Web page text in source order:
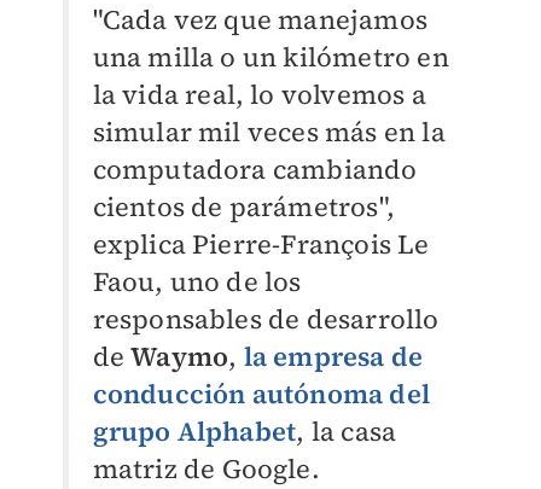
"Cada vez que manejamos
una milla o un kilómetro en
la vida real, lo volvemos a
simular mil veces más en la
computadora cambiando
cientos de parámetros",
explica Pierre-François Le
Faou, uno de los
responsables de desarrollo
deWaymo, la empresa de
conducción autónoma del
grupo Alphabet, la casa
matriz de Google.